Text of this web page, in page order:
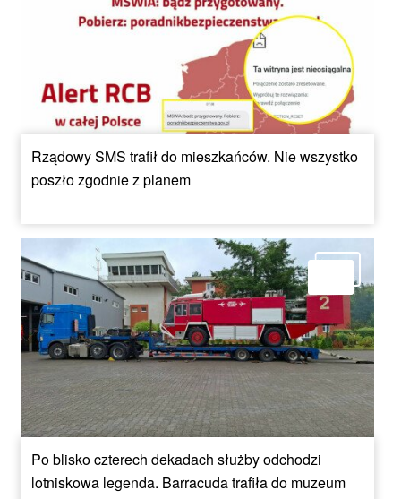
Rządowy SMS trafił do mieszkańców. Nie wszystko
poszło zgodnie z planem
Po blisko czterech dekadach służby odchodzi
lotniskowa legenda. Barracuda trafiła do muzeum